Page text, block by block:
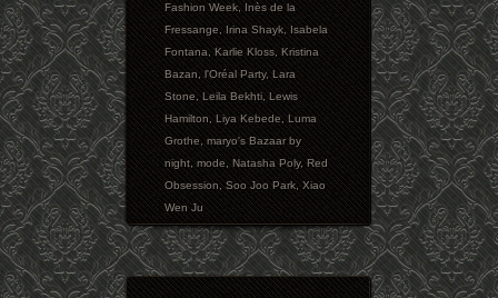
Fashion Week,Inès de la
Fressange,Irina Shayk,Isabela
Fontana,Karlie Kloss,Kristina
Bazan,l'Oréal Party,Lara
Stone,Leila Bekhti,Lewis
Hamilton,Liya Kebede,Luma
Grothe,maryo's Bazaar by
night,mode,Natasha Poly,Red
Obsession,Soo Joo Park,Xiao
Wen Ju